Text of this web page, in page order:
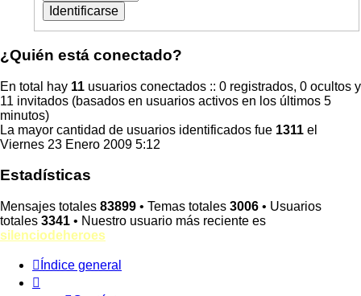
¿Quién está conectado?
En total hay 11 usuarios conectados :: 0 registrados, 0 ocultos y
11 invitados (basados en usuarios activos en los últimos 5
minutos)
La mayor cantidad de usuarios identificados fue 1311 el
Viernes 23 Enero 2009 5:12
Estadísticas
Mensajes totales 83899 • Temas totales 3006 • Usuarios
totales 3341 • Nuestro usuario más reciente es
silenciodeheroes
Índice general